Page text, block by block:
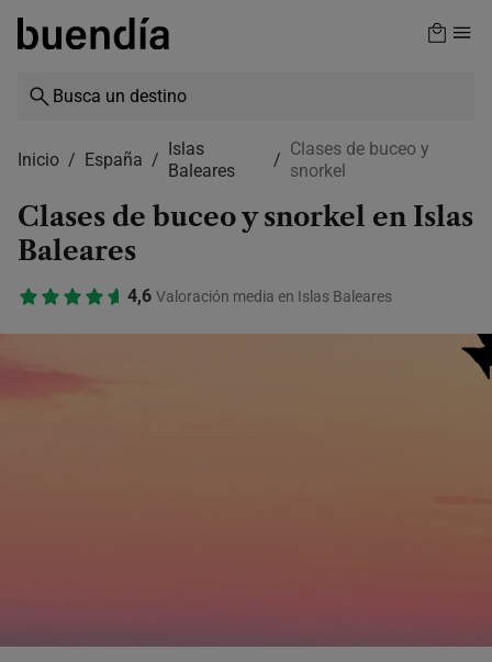
Skip
content
Inicio España
Islas
Baleares
Clases de buceo y
snorkel
Clases de buceo y snorkel en Islas
Baleares
4,6 Valoración media en Islas Baleares